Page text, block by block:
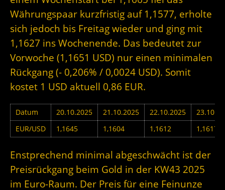
Währungspaar kurzfristig auf 1,1577, erholte
sich jedoch bis Freitag wieder und ging mit
1,1627 ins Wochenende. Das bedeutet zur
Vorwoche (1,1651 USD) nur einen minimalen
Rückgang (- 0,206% / 0,0024 USD). Somit
kostet 1 USD aktuell 0,86 EUR.
Datum 20.10.2025 21.10.2025 22.10.2025
EUR/USD
1,1645 1,1604 1,1612 1,1617
Enstprechend minimal abgeschwächt ist der
Preisrückgang beim Gold in der KW43 2025
im Euro-Raum. Der Preis für eine Feinunze